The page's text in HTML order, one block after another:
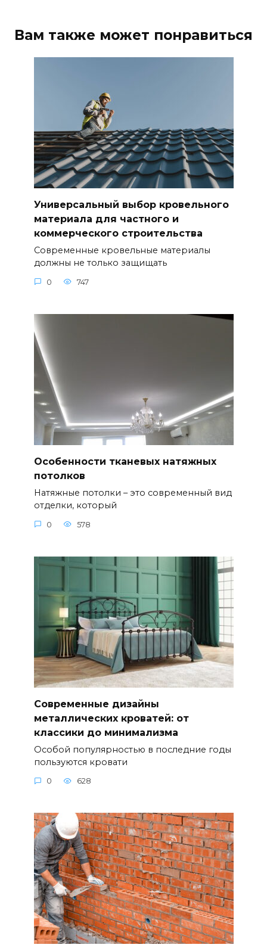
Вам также может понравиться
Универсальный выбор кровельного
материала для частного и
коммерческого строительства
Современные кровельные материалы
должны не только защищать
0 747
Особенности тканевых натяжных
потолков
Натяжные потолки – это современный вид
отделки, который
0 578
Современные дизайны
металлических кроватей: от
классики до минимализма
Особой популярностью в последние годы
пользуются кровати
0 628